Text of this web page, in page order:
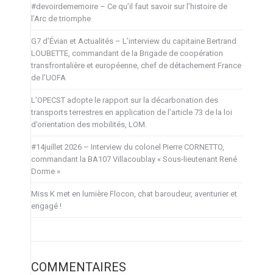
#devoirdememoire – Ce qu’il faut savoir sur l’histoire de
l’Arc de triomphe
G7 d’Évian et Actualités – L’interview du capitaine Bertrand
LOUBETTE, commandant de la Brigade de coopération
transfrontalière et européenne, chef de détachement France
de l’UOFA
L’OPECST adopte le rapport sur la décarbonation des
transports terrestres en application de l’article 73 de la loi
d’orientation des mobilités, LOM.
#14juillet 2026 – Interview du colonel Pierre CORNETTO,
commandant la BA107 Villacoublay « Sous-lieutenant René
Dorme »
Miss K met en lumière Flocon, chat baroudeur, aventurier et
engagé !
COMMENTAIRES